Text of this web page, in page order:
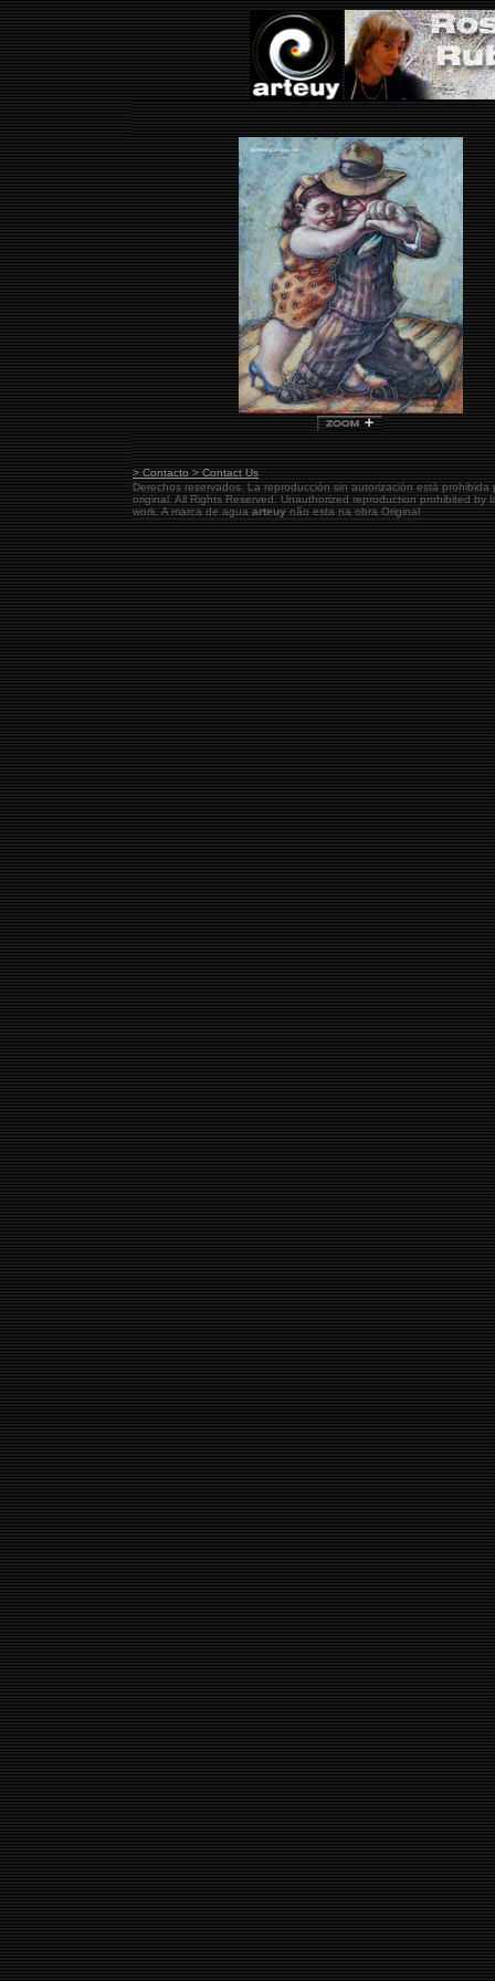
> Contacto > Contact Us
Derechos reservados. La reproducción sin autorización está
original.All Rights Reserved. Unauthorized reproduction prohibited by
work. A marca de aguaarteuynão esta na obra Original